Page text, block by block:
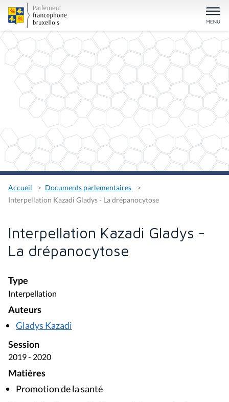
Accueil
Documents parlementaires
Interpellation Kazadi Gladys - La drépanocytose
Interpellation Kazadi Gladys -
La drépanocytose
Type
Interpellation
Auteurs
Gladys Kazadi
Session
2019 - 2020
Matières
Promotion de la santé